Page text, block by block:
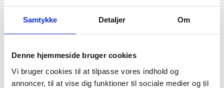
Samtykke Detaljer Om
Denne hjemmeside bruger cookies
Vi bruger cookies til at tilpasse vores indhold og
annoncer, til at vise dig funktioner til sociale medier og til
Her kan du uploade dine dokumenter. Klik på feltet for at
uploade eller træk filen ind. Max 70 MB